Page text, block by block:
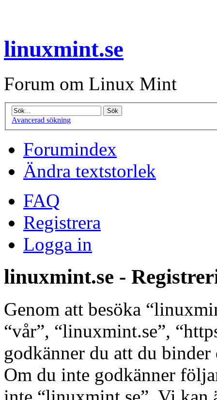
linuxmint.se
Forum om Linux Mint
Avancerad sökning
Forumindex
Ändra textstorlek
FAQ
Registrera
Logga in
linuxmint.se -
Genom att besöka
“vår”, “linuxmint.se”,
godkänner du att du
Om du inte godkänner